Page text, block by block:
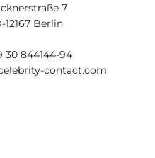
7
12167 Berlin
30 844144-94
contact.com